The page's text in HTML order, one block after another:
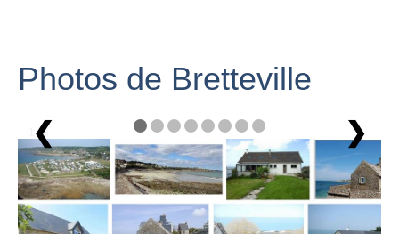
Photos de Bretteville
1 / 8
❮ ❯